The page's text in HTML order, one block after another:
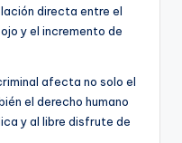
directa entre el
y el incremento de
afecta no solo el
el derecho humano
y al libre disfrute de